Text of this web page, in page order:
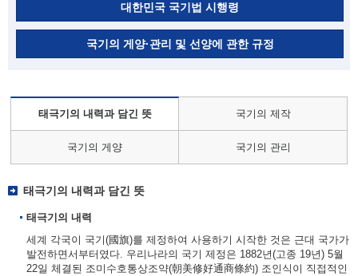
대한민국 국기법 시행령
국기의 게양·관리 및 선양에 관한 규정
태극기의 내력과 담긴 뜻 국기의 제작
국기의 게양 국기의 관리
태극기의 내력과 담긴 뜻
태극기의 내력
세계 각국이 국기(國旗)를 제정하여 사용하기 시작한 것은 근대 국가가
발전하면서부터였다. 우리나라의 국기 제정은 1882년(고종 19년) 5월
22일 체결된 조미수호통상조약(朝美修好通商條約) 조인식이 직접적인